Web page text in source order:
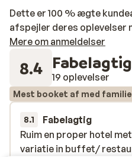
Dette er 100 % ægte
afspejler deres oplevelser
Mere om anmeldelser
8.4 Fabelagtig
19 oplevelser
Mest booket af med familie
8.1 Fabelagtig
Ruim en proper hotel
variatie in buffet/
Ruim en proper hotel
variatie in buffet/